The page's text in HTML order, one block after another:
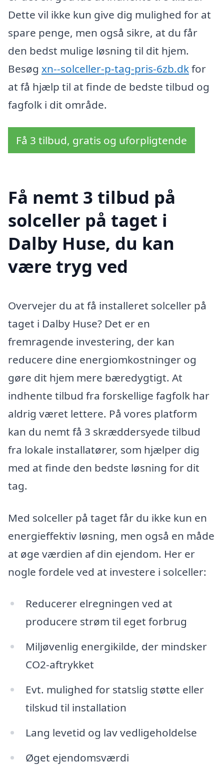
Dette vil ikke kun give dig mulighed for at
spare penge, men også sikre, at du får
den bedst mulige løsning til dit hjem.
Besøg xn--solceller-p-tag-pris-6zb.dkfor
at få hjælp til at finde de bedste tilbud og
fagfolk i dit område.
Få 3 tilbud, gratis og uforpligtende
Få nemt 3 tilbud på
solceller på taget i
Dalby Huse, du kan
være tryg ved
Overvejer du at få installeret solceller på
taget i Dalby Huse? Det er en
fremragende investering, der kan
reducere dine energiomkostninger og
gøre dit hjem mere bæredygtigt. At
indhente tilbud fra forskellige fagfolk har
aldrig været lettere. På vores platform
kan du nemt få 3 skræddersyede tilbud
fra lokale installatører, som hjælper dig
med at finde den bedste løsning for dit
tag.
Med solceller på taget får du ikke kun en
energieffektiv løsning, men også en måde
at øge værdien af din ejendom. Her er
nogle fordele ved at investere i solceller:
Reducerer elregningen ved at
producere strøm til eget forbrug
Miljøvenlig energikilde, der mindsker
CO2-aftrykket
Evt. mulighed for statslig støtte eller
tilskud til installation
Lang levetid og lav vedligeholdelse
Øget ejendomsværdi